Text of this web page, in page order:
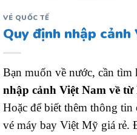
VÉ QUỐC TẾ
Quy định nhập
Bạn muốn về nước, cần tìm
nhập cảnh Việt Nam về
Hoặc để biết thêm thông
vé máy bay Việt Mỹ giá rẻ.